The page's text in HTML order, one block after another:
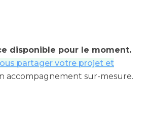
disponible pour le moment.
partager votre projet et
accompagnement sur-mesure.